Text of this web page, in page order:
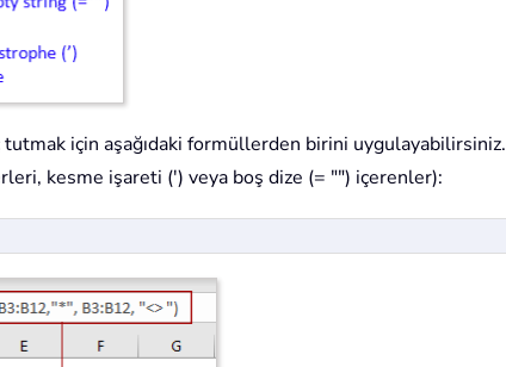
için aşağıdaki formüllerden birini uygulayabilirsiniz.
kesme işareti (') veya boş dize (= "") içerenler):